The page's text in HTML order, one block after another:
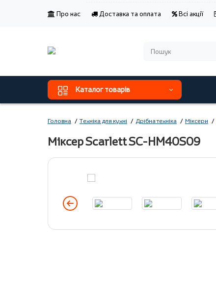
Про нас Доставка та оплата Всі акції
Каталог товарів
Головна Техніка для кухні Дрібна техніка Міксери
Міксер Scarlett SC-HM40S09